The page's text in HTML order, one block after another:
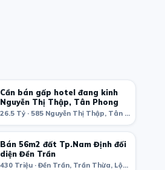
Cần bán gấp hotel đang kinh
Nguyễn Thị Thập, Tân Phong
26.5 Tỷ · 585 Nguyễn Thị Thập, Tân Phong, District 7, Ho Chi Minh City
Bán 56m2 đất Tp.Nam Định đối
diện Đền Trần
430 Triệu · Đền Trần, Trần Thừa, Lộc Vượng, TP. Nam Định, Nam Định, Việt Nam